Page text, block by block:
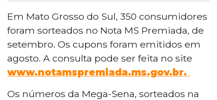
Em Mato Grosso do Sul, 350 consumidores
foram sorteados no Nota MS Premiada, de
setembro. Os cupons foram emitidos em
agosto. A consulta pode ser feita no site
www.notamspremiada.ms.gov.br.
Os números da Mega-Sena, sorteados na